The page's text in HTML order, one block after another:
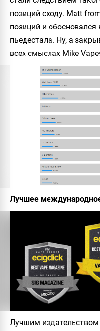
позиций сходу. Matt
позиций и обосновался
пьедестала. Ну, а
всех смыслах Mike
Лучшее
Лучшим